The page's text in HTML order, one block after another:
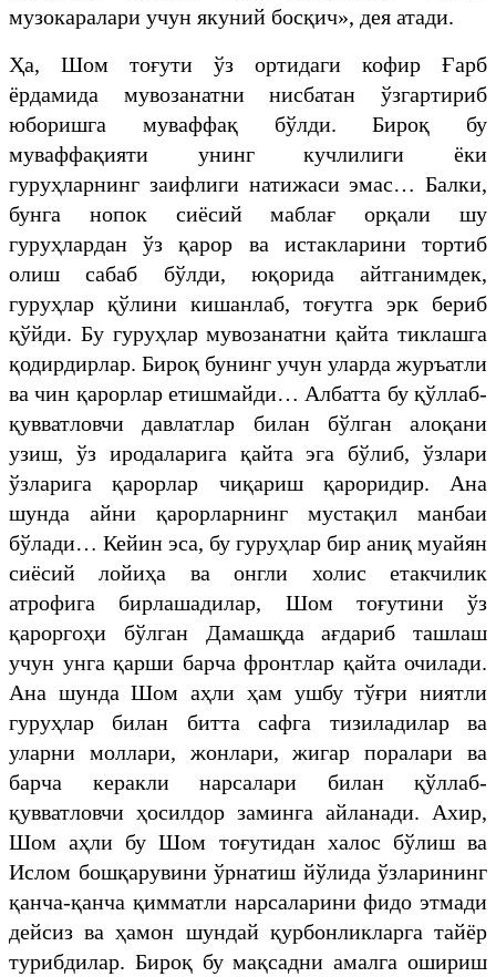
музокаралари учун якуний босқич», дея атади.
Ҳа, Шом тоғути ўз ортидаги кофир Ғарб
ёрдамида мувозанатни нисбатан ўзгартириб
юборишга муваффақ бўлди. Бироқ бу
муваффақияти унинг кучлилиги ёки
гуруҳларнинг заифлиги натижаси эмас… Балки,
бунга нопок сиёсий маблағ орқали шу
гуруҳлардан ўз қарор ва истакларини тортиб
олиш сабаб бўлди, юқорида айтганимдек,
гуруҳлар қўлини кишанлаб, тоғутга эрк бериб
қўйди. Бу гуруҳлар мувозанатни қайта тиклашга
қодирдирлар. Бироқ бунинг учун уларда журъатли
ва чин қарорлар етишмайди… Албатта бу қўллаб-
қувватловчи давлатлар билан бўлган алоқани
узиш, ўз иродаларига қайта эга бўлиб, ўзлари
ўзларига қарорлар чиқариш қароридир. Ана
шунда айни қарорларнинг мустақил манбаи
бўлади… Кейин эса, бу гуруҳлар бир аниқ муайян
сиёсий лойиҳа ва онгли холис етакчилик
атрофига бирлашадилар, Шом тоғутини ўз
қароргоҳи бўлган Дамашқда ағдариб ташлаш
учун унга қарши барча фронтлар қайта очилади.
Ана шунда Шом аҳли ҳам ушбу тўғри ниятли
гуруҳлар билан битта сафга тизиладилар ва
уларни моллари, жонлари, жигар поралари ва
барча керакли нарсалари билан қўллаб-
қувватловчи ҳосилдор заминга айланади. Ахир,
Шом аҳли бу Шом тоғутидан халос бўлиш ва
Ислом бошқарувини ўрнатиш йўлида ўзларининг
қанча-қанча қимматли нарсаларини фидо этмади
дейсиз ва ҳамон шундай қурбонликларга тайёр
турибдилар. Бироқ бу мақсадни амалга ошириш